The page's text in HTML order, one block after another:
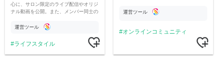
心に、サロン限定のライブ配信やオリジ
ナル動画を公開。また、メンバー同士の
ただいています。
運営ツール
ライフスタイル
運営ツール
オンラインコミュニティ